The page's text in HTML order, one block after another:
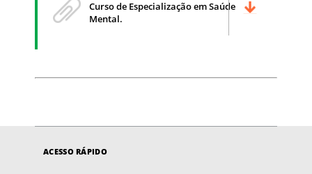
Curso de Especialização em Saúde
Mental.
ACESSO RÁPIDO